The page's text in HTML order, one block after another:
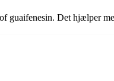
guaifenesin. Det hjælper